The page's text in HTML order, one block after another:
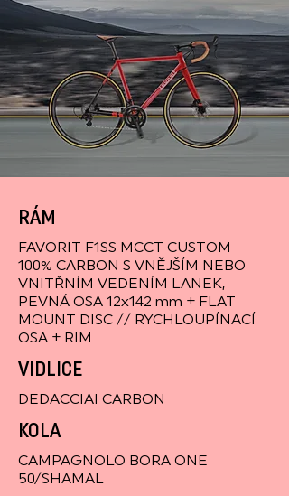
RÁM
FAVORIT F1SS MCCT CUSTOM
100% CARBON S VNĚJŠÍM NEBO
VNITŘNÍM VEDENÍM LANEK,
PEVNÁ OSA 12x142 mm + FLAT
MOUNT DISC // RYCHLOUPÍNACÍ
OSA + RIM
VIDLICE
DEDACCIAI CARBON
KOLA
CAMPAGNOLO BORA ONE
50/SHAMAL